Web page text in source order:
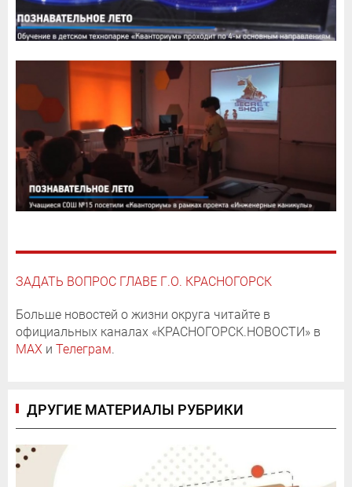
ЗАДАТЬ ВОПРОС ГЛАВЕ Г.О. КРАСНОГОРСК
Больше новостей о жизни округа читайте в
официальных каналах «КРАСНОГОРСК.НОВОСТИ» в
MAX и Телеграм.
ДРУГИЕ МАТЕРИАЛЫ РУБРИКИ